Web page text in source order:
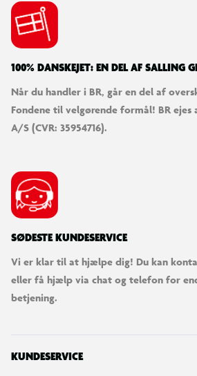
100% DANSKEJET: EN DEL AF SALLING
Når du handler i BR, går en del af
Fondene til velgørende formål! BR ejes
A/S (CVR: 35954716).
SØDESTE KUNDESERVICE
Vi er klar til at hjælpe dig! Du kan
eller få hjælp via chat og telefon for
betjening.
KUNDESERVICE